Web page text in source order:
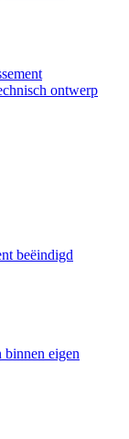
ontwerp
beëindigd
binnen eigen